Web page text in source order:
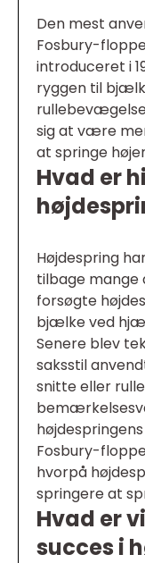
Den mest
Fosbury-
introduceret i
ryggen til
sig at være
at springe
Hvad er
Højdespring
tilbage mange
forsøgte
bjælke ved
Senere blev
saksstil
snitte eller
Fosbury-
hvorpå
springere at
Hvad er
succes i